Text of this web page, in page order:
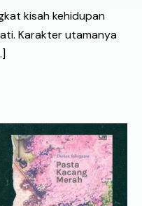
kisah kehidupan
Karakter utamanya